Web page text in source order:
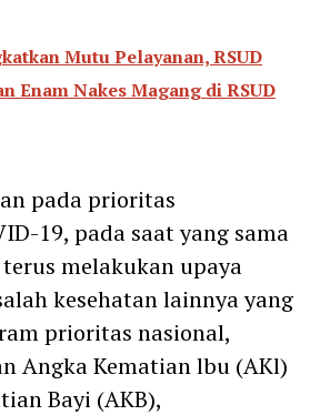
Mutu Pelayanan, RSUD
Enam Nakes Magang di RSUD
pada prioritas
19, pada saat yang sama
melakukan upaya
kesehatan lainnya yang
prioritas nasional,
Angka Kematian lbu (AKl)
Bayi (AKB),